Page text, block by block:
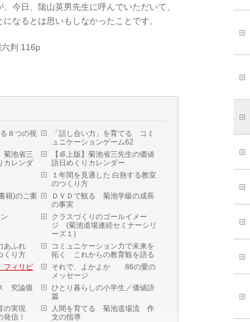
今日、隂山英男先生に呼んでいただいて、
なるとは思いもしなかったことです。
判 116p
８つの視
「話し合い力」を育てる コミ
ュニケーションゲーム62
菊池省三
カレンダ
【卓上版】菊池省三先生の価値
語日めくりカレンダー
１年間を見通した 白熱する教室
のつくり方
籍)のご案
ＤＶＤで観る 菊池学級の成長
の事実
クラスづくりのゴールイメー
ジ (菊池道場連続セミナーシリ
ーズ１)
あふれ
くり方
コミュニケーション力で未来を
拓く これからの教育観を語る
フィリピ
それで、よかよか 86の愛の
メッセージ
究論復
ひとり暮らしの小学生／価値語
篇
の実現
信！
人間を育てる 菊池道場流 作
文の指導